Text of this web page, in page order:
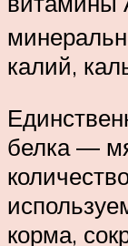
калий,
белка ―
корма,